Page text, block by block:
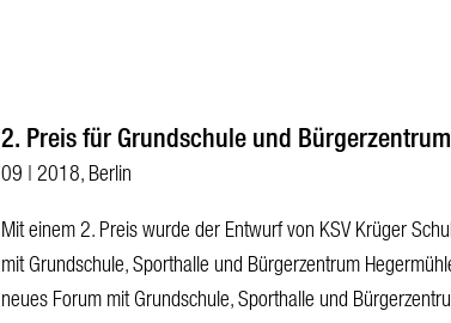
2. Preis für Grundschule und Bürgerzentrum
09 | 2018, Berlin
Mit einem 2. Preis wurde der Entwurf von KSV Krüger
mit Grundschule, Sporthalle und Bürgerzentrum
neues Forum mit Grundschule, Sporthalle und